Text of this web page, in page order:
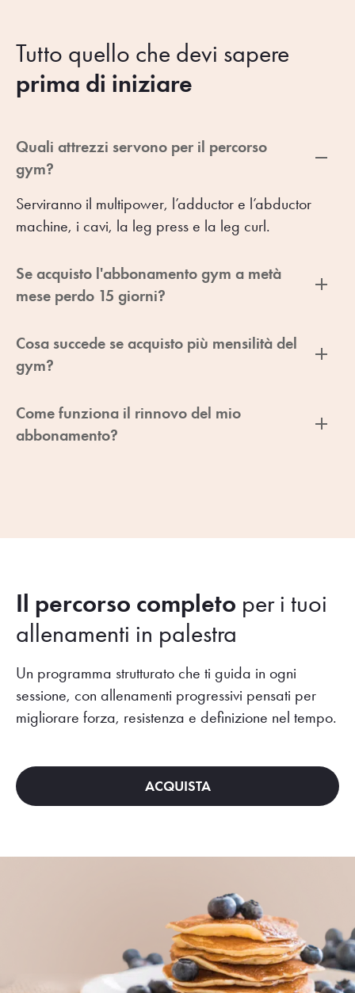
Tutto quello che devi sapere
prima di iniziare
Quali attrezzi servono per il percorso
gym?
Serviranno il multipower, l’adductor e l’abductor
machine, i cavi, la leg press e la leg curl.
Se acquisto l'abbonamento gym a metà
mese perdo 15 giorni?
Cosa succede se acquisto più mensilità del
gym?
Come funziona il rinnovo del mio
abbonamento?
Il percorso completo per i tuoi
allenamenti in palestra
Un programma strutturato che ti guida in ogni
sessione, con allenamenti progressivi pensati per
migliorare forza, resistenza e definizione nel tempo.
ACQUISTA